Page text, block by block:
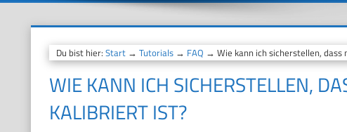
Du bist hier: Start→ Tutorials→ FAQ → Wie kann ich sicherstellen,
WIE KANN ICH SICHERSTELLEN,
KALIBRIERT IST?